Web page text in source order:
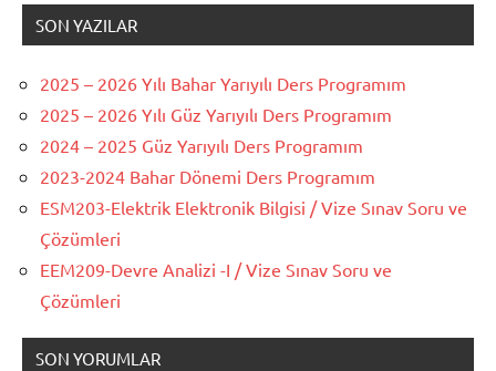
SON YAZILAR
2025 – 2026 Yılı Bahar Yarıyılı Ders Programım
2025 – 2026 Yılı Güz Yarıyılı Ders Programım
2024 – 2025 Güz Yarıyılı Ders Programım
2023-2024 Bahar Dönemi Ders Programım
ESM203-Elektrik Elektronik Bilgisi / Vize Sınav Soru ve
Çözümleri
EEM209-Devre Analizi -I / Vize Sınav Soru ve
Çözümleri
SON YORUMLAR